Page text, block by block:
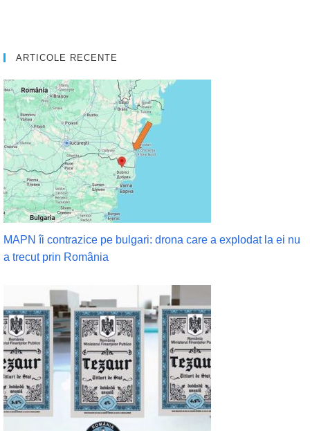
ARTICOLE RECENTE
MAPN îi contrazice pe bulgari: drona care a explodat la ei nu
a trecut prin România